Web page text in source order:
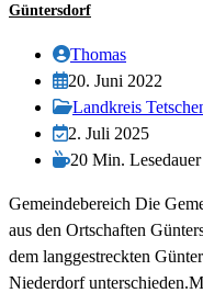
Güntersdorf
Beitrags-
Autor:
Thomas
Beitrag
veröffentlicht:
20. Juni 2022
Beitrags-
Kategorie:
Landkreis
Beitrag
zuletzt
am:
2. Juli 2025
Lesedauer:
20 Min. Lesedauer
Gemeindebereich Die
aus den Ortschaften
dem langgestreckten
Niederdorf